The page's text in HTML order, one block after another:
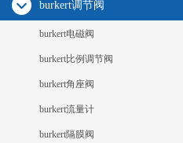
burkert调节阀
burkert电磁阀
burkert比例调节阀
burkert角座阀
burkert流量计
burkert隔膜阀